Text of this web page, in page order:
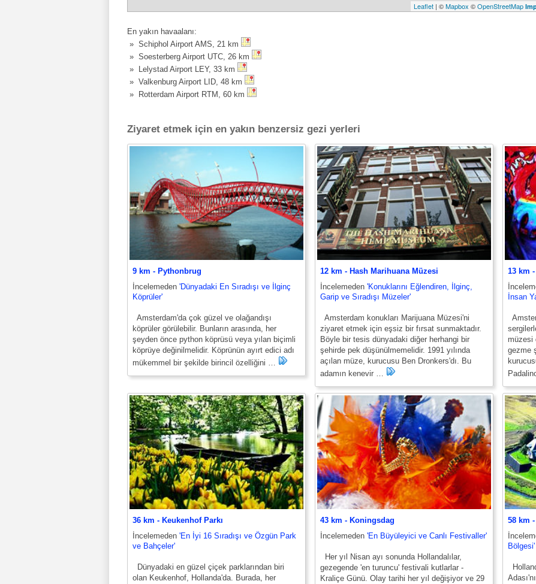
Leaflet | ©Mapbox ©OpenStreetMap
En yakın havaalanı:
» Schiphol Airport AMS, 21 km
» Soesterberg Airport UTC, 26 km
» Lelystad Airport LEY, 33 km
» Valkenburg Airport LID, 48 km
» Rotterdam Airport RTM, 60 km
Ziyaret etmek için en yakın benzersiz gezi yerleri
9 km - Pythonbrug
İncelemeden 'Dünyadaki En Sıradışı ve İlginç
Köprüler'
Amsterdam'da çok güzel ve olağandışı
köprüler görülebilir. Bunların arasında, her
şeyden önce python köprüsü veya yılan biçimli
köprüye değinilmelidir. Köprünün ayırt edici adı
mükemmel bir şekilde birincil özelliğini …
12 km - Hash Marihuana Müzesi
İncelemeden 'Konuklarını Eğlendiren, İlginç,
Garip ve Sıradışı Müzeler'
Amsterdam konukları Marijuana Müzesi'ni
ziyaret etmek için eşsiz bir fırsat sunmaktadır.
Böyle bir tesis dünyadaki diğer herhangi bir
şehirde pek düşünülmemelidir. 1991 yılında
açılan müze, kurucusu Ben Dronkers'dı. Bu
adamın kenevir …
13 km
İnsan
müzesi
gezme
36 km - Keukenhof Parkı
İncelemeden 'En İyi 16 Sıradışı ve Özgün Park
ve Bahçeler'
Dünyadaki en güzel çiçek parklarından biri
olan Keukenhof, Hollanda'da. Burada, her
43 km - Koningsdag
İncelemeden 'En Büyüleyici ve Canlı Festivaller'
Her yıl Nisan ayı sonunda Hollandalılar,
gezegende 'en turuncu' festivali kutlarlar -
Kraliçe Günü. Olay tarihi her yıl değişiyor ve 29
58 km
Bölgesi'